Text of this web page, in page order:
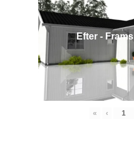
Efter -
« ‹